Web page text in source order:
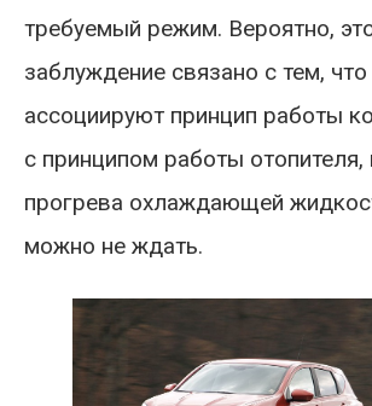
требуемый режим. Вероятно,
заблуждение связано с тем,
ассоциируют принцип работы
с принципом работы отопителя,
прогрева охлаждающей
можно не ждать.